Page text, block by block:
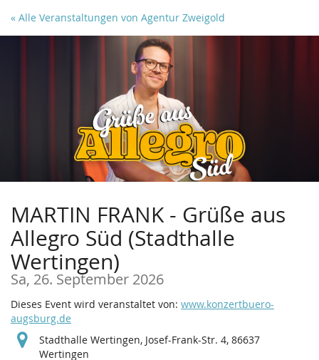
Zum
« Alle Veranstaltungen von Agentur Zweigold
MARTIN FRANK - Grüße aus
Allegro Süd (Stadthalle
Wertingen)
Sa, 26. September 2026
Dieses Event wird veranstaltet von: www.konzertbuero-
augsburg.de
Stadthalle Wertingen, Josef-Frank-Str. 4, 86637
Wertingen